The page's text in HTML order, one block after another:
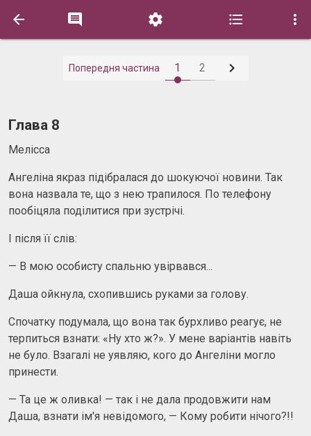
    
Попередня частина 1 2 
Глава 8
Мелісса
Ангеліна якраз підібралася до шокуючої новини. Так
вона назвала те, що з нею трапилося. По телефону
пообіцяла поділитися при зустрічі.
І після її слів:
— В мою особисту спальню увірвався...
Даша ойкнула, схопившись руками за голову.
Спочатку подумала, що вона так бурхливо реагує, не
терпиться взнати: «Ну хто ж?». У мене варіантів навіть
не було. Взагалі не уявляю, кого до Ангеліни могло
принести.
— Та це ж оливка! — так і не дала продовжити нам
Даша, взнати ім'я невідомого, — Кому робити нічого?!!